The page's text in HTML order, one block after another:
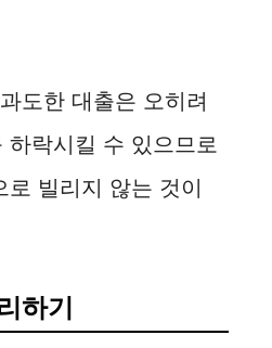
도한 대출은 오히려
하락시킬 수 있으므로
로 빌리지 않는 것이
하기